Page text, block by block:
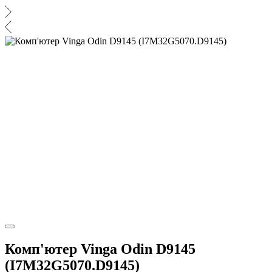
Комп'ютер Vinga Odin D9145
(I7M32G5070.D9145)